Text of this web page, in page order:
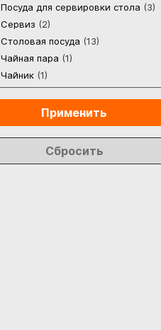
Посуда для сервировки стола (3)
Сервиз (2)
Столовая посуда (13)
Чайная пара (1)
Чайник (1)
Применить
Сбросить